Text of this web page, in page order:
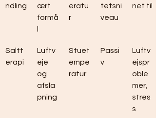
ndling
ært
formå
eratu
r
tetsni
veau
net til
Saltt
erapi
Luftv
eje
og
afsla
pning
Stuet
empe
ratur
Passi
v
Luftv
ejspr
oble
mer,
stres
s